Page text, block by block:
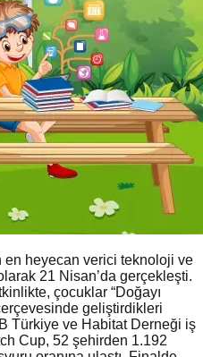
en heyecan verici teknoloji ve
21 Nisan’da gerçekleşti.
çocuklar “Doğayı
geliştirdikleri
Türkiye ve Habitat Derneği iş
Cup, 52 şehirden 1.192